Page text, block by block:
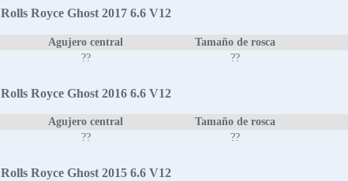
Rolls Royce Ghost 2017 6.6 V12
Agujero central Tamaño de rosca
?? ??
Rolls Royce Ghost 2016 6.6 V12
Agujero central Tamaño de rosca
?? ??
Rolls Royce Ghost 2015 6.6 V12